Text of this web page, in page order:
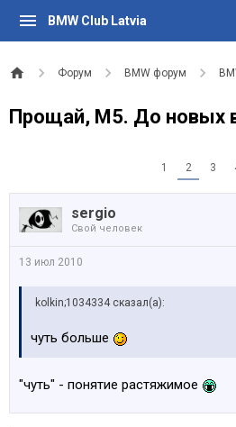
BMW Club Latvia
Форум BMW форум
Прощай, М5. До новых
1 2 3
sergio
Свой человек
13 июл 2010
kolkin;1034334 сказал(а):
чуть больше
"чуть" - понятие растяжимое